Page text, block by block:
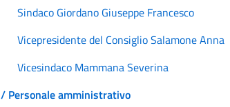
Sindaco Giordano Giuseppe Francesco
Vicepresidente del Consiglio Salamone Anna
Vicesindaco Mammana Severina
/ Personale amministrativo